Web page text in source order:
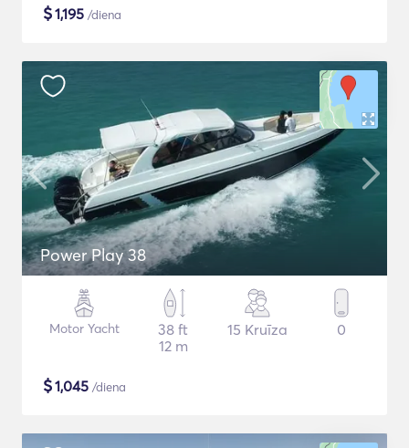
$1,195 /diena
Power Play 38
Motor Yacht
38 ft
12 m
15 Kruīza 0
$1,045 /diena